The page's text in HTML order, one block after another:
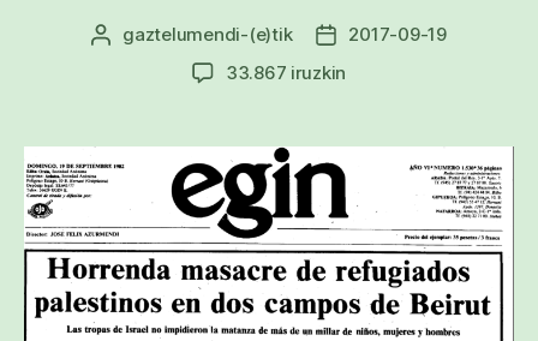
Argitalpenaren
gaztelumendi-(e)tik
Argitalpenaren
data
2017-09-19
33.867 iruzkin
izan
zen
Europa
osoan
Sabra
eta
Xatilako
sarraskia